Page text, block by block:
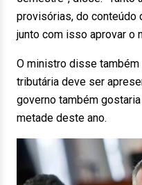
provisórias, do
junto com isso aprovar o
O ministro disse
tributária deve ser
governo também
metade deste ano.